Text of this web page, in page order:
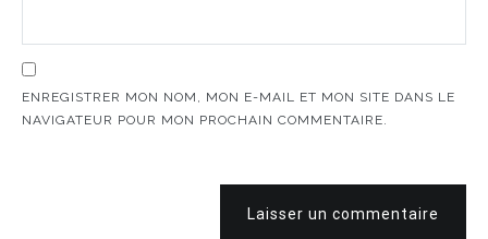
ENREGISTRER MON NOM, MON E-MAIL ET MON SITE DANS LE
NAVIGATEUR POUR MON PROCHAIN COMMENTAIRE.
Laisser un commentaire